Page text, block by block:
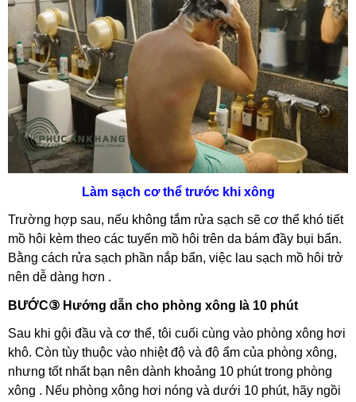
Làm sạch cơ thể trước khi xông
Trường hợp sau, nếu không tắm rửa sạch sẽ cơ thể khó tiết
mồ hôi kèm theo các tuyến mồ hôi trên da bám đầy bụi bẩn.
Bằng cách rửa sạch phần nắp bẩn, việc lau sạch mồ hôi trở
nên dễ dàng hơn .
BƯỚC③ Hướng dẫn cho phòng xông là 10 phút
Sau khi gội đầu và cơ thể, tôi cuối cùng vào phòng xông hơi
khô. Còn tùy thuộc vào nhiệt độ và độ ẩm của phòng xông,
nhưng tốt nhất bạn nên dành khoảng 10 phút trong phòng
xông . Nếu phòng xông hơi nóng và dưới 10 phút, hãy ngồi